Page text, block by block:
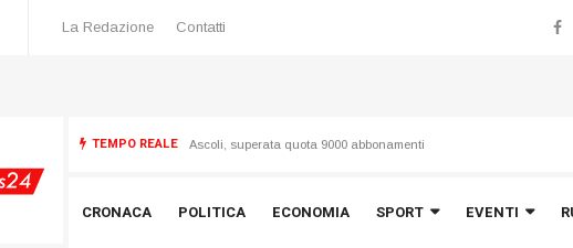
La Redazione Contatti
TEMPO REALE
ricoverata al “Torrette” Ascoli, superata quota 9000 abbonamenti
CRONACA POLITICA ECONOMIA SPORT EVENTI